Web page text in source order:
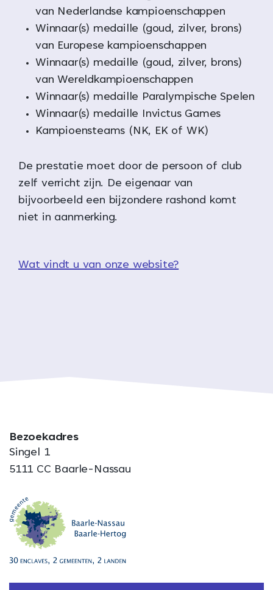
van Nederlandse kampioenschappen
Winnaar(s) medaille (goud, zilver, brons)
van Europese kampioenschappen
Winnaar(s) medaille (goud, zilver, brons)
van Wereldkampioenschappen
Winnaar(s) medaille Paralympische Spelen
Winnaar(s) medaille Invictus Games
Kampioensteams (NK, EK of WK)
De prestatie moet door de persoon of club
zelf verricht zijn. De eigenaar van
bijvoorbeeld een bijzondere rashond komt
niet in aanmerking.
Wat vindt u van onze website?
Bezoekadres
Singel 1
5111 CC Baarle-Nassau